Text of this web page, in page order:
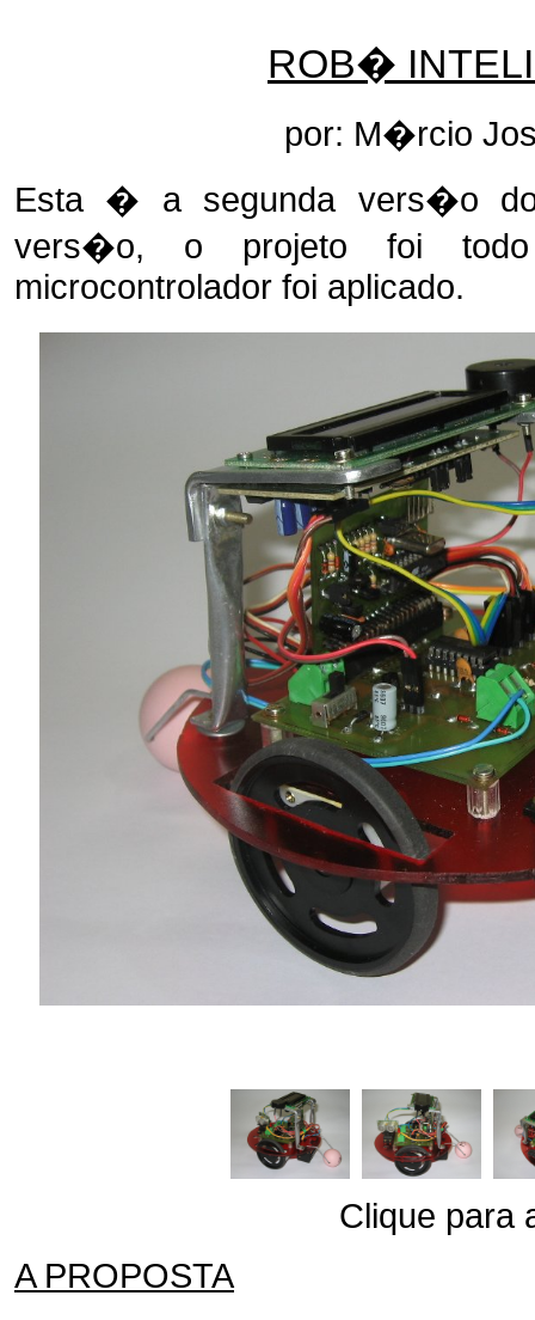
ROB�
por: M�rcio
Esta � a segunda vers�o
vers�o, o projeto foi
microcontrolador foi aplicado.
Clique para
A PROPOSTA